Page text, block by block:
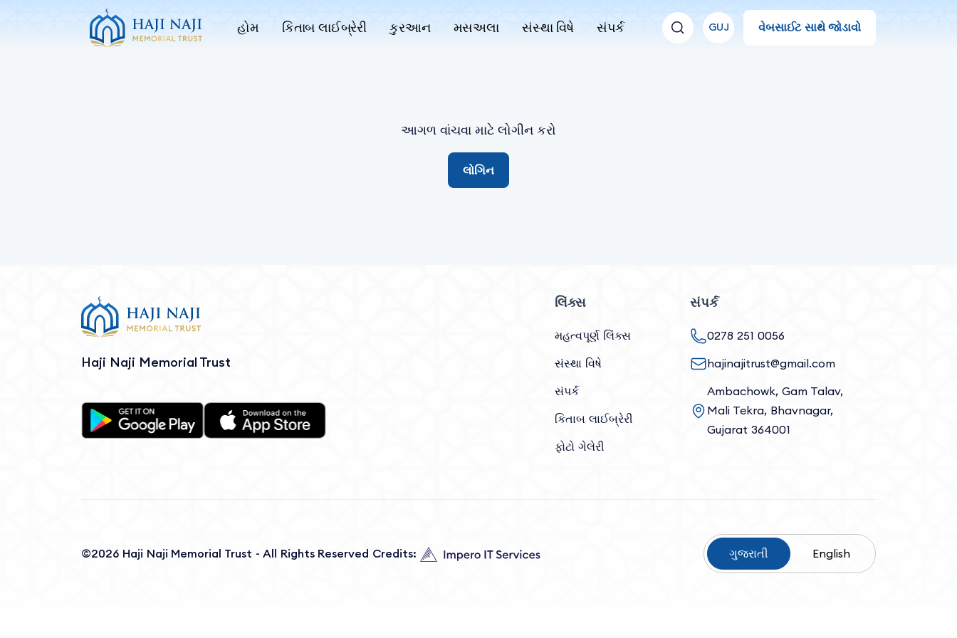
હોમ કિતાબ લાઈબ્રેરી કુરઆન મસઅલા સંસ્થા વિષે સંપર્ક GUJ વેબસાઈટ સાથે જોડાવો
આગળ વાંચવા માટે લોગીન કરો
લોગિન
Haji Naji Memorial Trust
લિંક્સ
મહત્વપૂર્ણ લિંક્સ
સંસ્થા વિષે
સંપર્ક
કિતાબ લાઈબ્રેરી
ફોટો ગેલેરી
સંપર્ક
0278 251 0056
hajinajitrust@gmail.com
Ambachowk, Gam Talav,
Mali Tekra, Bhavnagar,
Gujarat 364001
©2026 Haji Naji Memorial Trust - All Rights Reserved Credits: ગુજરાતી English